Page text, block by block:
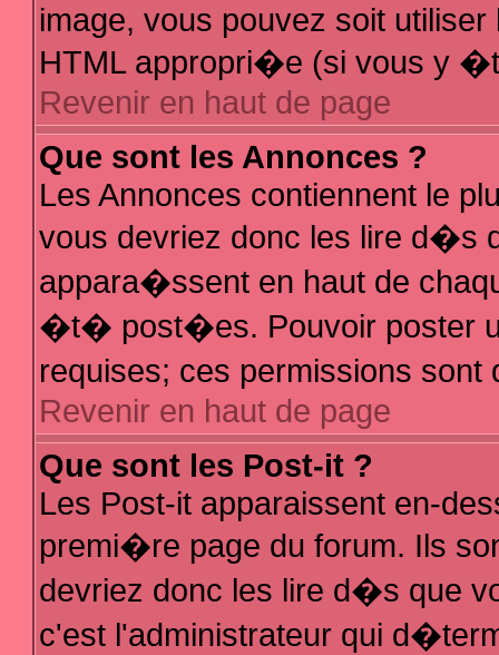
image, vous pouvez soit
HTML appropri�e (si vous y
Revenir en haut de page
Que sont les Annonces ?
Les Annonces contiennent le
vous devriez donc les lire d�s
appara�ssent en haut de
�t� post�es. Pouvoir poster
requises; ces permissions
Revenir en haut de page
Que sont les Post-it ?
Les Post-it apparaissent en-
premi�re page du forum. Ils
devriez donc les lire d�s que
c'est l'administrateur qui